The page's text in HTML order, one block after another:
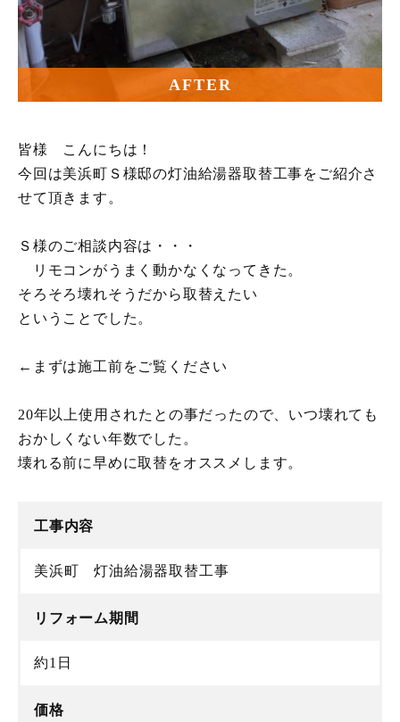
AFTER
皆様 こんにちは！
今回は美浜町Ｓ様邸の灯油給湯器取替工事をご紹介さ
せて頂きます。
Ｓ様のご相談内容は・・・
リモコンがうまく動かなくなってきた。
そろそろ壊れそうだから取替えたい
ということでした。
←まずは施工前をご覧ください
20年以上使用されたとの事だったので、いつ壊れても
おかしくない年数でした。
壊れる前に早めに取替をオススメします。
工事内容
美浜町 灯油給湯器取替工事
リフォーム期間
約1日
価格